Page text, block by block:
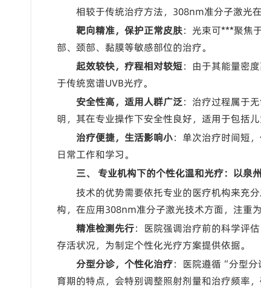
相较于传统治疗方法，308nm准分子激光
靶向精准，保护正常皮肤：光束可***聚焦
部、颈部、黏膜等敏感部位的治疗。
起效较快，疗程相对较短：由于其能量密
于传统宽谱UVB光疗。
安全性高，适用人群广泛：治疗过程属于
明，其在专业操作下安全性良好，适用于包括
治疗便捷，生活影响小：单次治疗时间短
日常工作和学习。
三、 专业机构下的个性化温和光疗：以泉
技术的优势需要依托专业的医疗机构来充
构，在应用308nm准分子激光技术方面，注重
精准检测先行：医院强调治疗前的科学评
存活状况，为制定个性化光疗方案提供依据。
分型分诊，个性化治疗：医院遵循“分型
育期的特点，会特别调整照射剂量和治疗频率